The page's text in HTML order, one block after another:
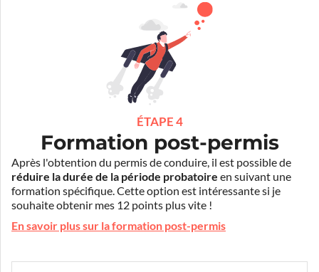
ÉTAPE 4
Formation post-permis
Après l'obtention du permis de conduire, il est possible de
réduire la durée de la période probatoire en suivant une
formation spécifique. Cette option est intéressante si je
souhaite obtenir mes 12 points plus vite !
En savoir plus sur la formation post-permis